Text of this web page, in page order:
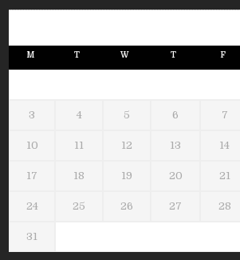
M T W T F
3 4 5 6 7
10 11 12 13 14
17 18 19 20 21
24 25 26 27 28
31